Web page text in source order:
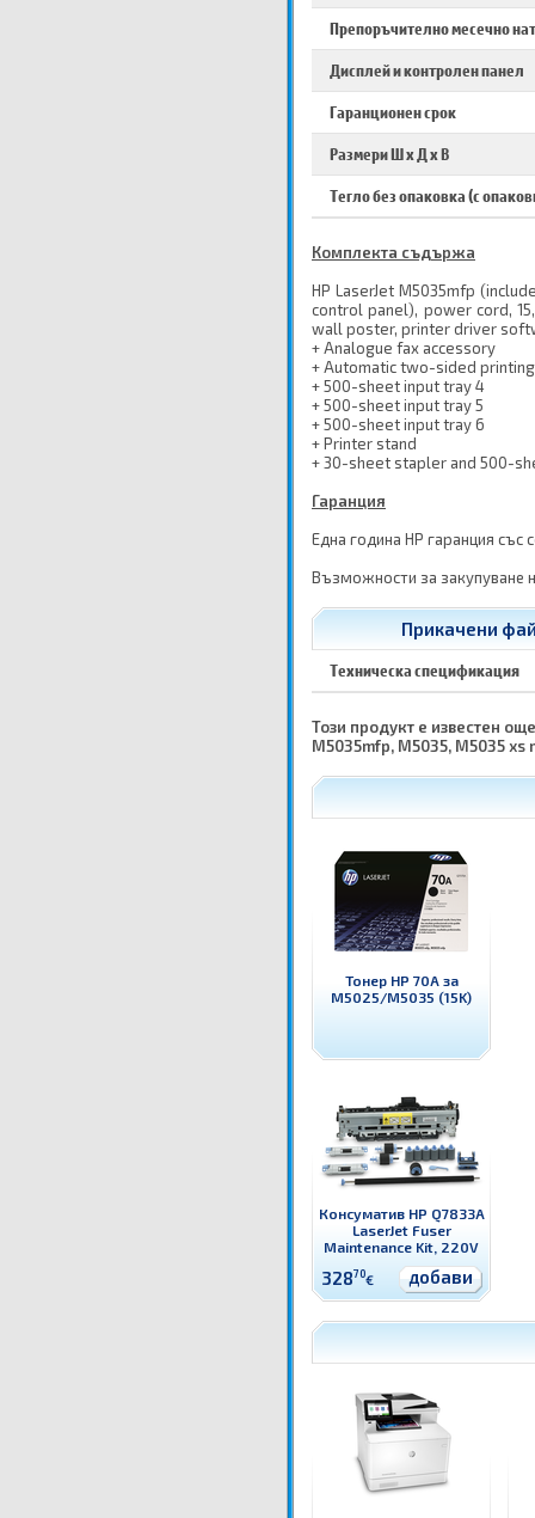
Препоръчително месечно
Дисплей и контролен панел
Гаранционен срок
Размери Ш х Д х В
Тегло без опаковка (с
Комплекта съдържа
HP LaserJet M5035mfp
control panel), power cord,
wall poster, printer driver
+ Analogue fax accessory
+ Automatic two-sided
+ 500-sheet input tray 4
+ 500-sheet input tray 5
+ 500-sheet input tray 6
+ Printer stand
+ 30-sheet stapler and 500-
Гаранция
Една година HP гаранция
Възможности за закупуване
Прикачени
Техническа спецификация
Този продукт е известен
M5035mfp, M5035, M5035 xs
Тонер HP 70A за
M5025/M5035 (15K)
Консуматив HP Q7833A
LaserJet Fuser
Maintenance Kit, 220V
32870€ добави